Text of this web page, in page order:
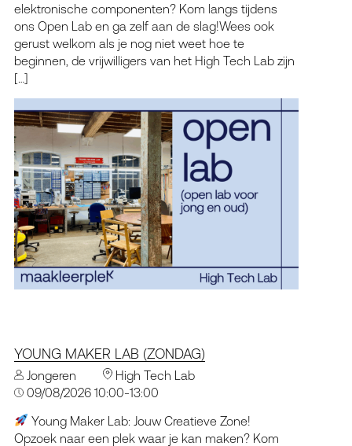
elektronische componenten? Kom langs tijdens
ons Open Lab en ga zelf aan de slag!Wees ook
gerust welkom als je nog niet weet hoe te
beginnen, de vrijwilligers van het High Tech Lab zijn
[…]
YOUNG MAKER LAB (ZONDAG)
Jongeren
High Tech Lab
09/08/2026 10:00-13:00
Young Maker Lab: Jouw Creatieve Zone!
Opzoek naar een plek waar je kan maken? Kom